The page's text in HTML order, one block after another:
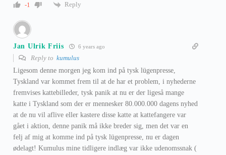
-1
Reply
Jan Ulrik Friis 6 years ago
Reply to kumulus
Ligesom denne morgen jeg kom ind på tysk lügenpresse,
Tyskland var kommet frem til at de har et problem, i nyhederne
fremvises kattebilleder, tysk panik at nu er der ligeså mange
katte i Tyskland som der er mennesker 80.000.000 dagens nyhed
at de nu vil aflive eller kastere disse katte at kattefangere var
gået i aktion, denne panik må ikke breder sig, men det var en
felj af mig at komme ind på tysk lügenpresse, nu er dagen
ødelagt! Kumulus mine tidligere indlæg var ikke udenomssnak (